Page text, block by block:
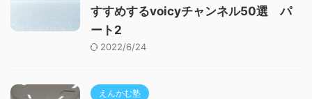
すすめするvoicyチャンネル50選 パ
ート2
2022/6/24
えんかむ塾